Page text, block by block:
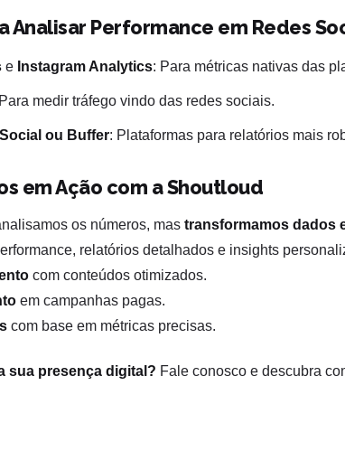
Analisar Performance em Redes
e Instagram Analytics: Para métricas nativas das
medir tráfego vindo das redes sociais.
ou Buffer: Plataformas para relatórios mais
em Ação com a Shoutloud
os números, mastransformamos dados
relatórios detalhados e insights
com conteúdos otimizados.
em campanhas pagas.
com base em métricas precisas.
sua presença digital? Fale conosco e descubra